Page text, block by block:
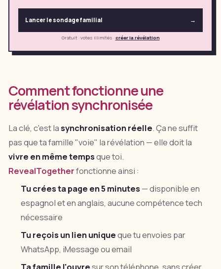
Lancer le sondage familial →
Gratuit · votes illimités ·créer la révélation
Comment fonctionne une
révélation synchronisée
La clé, c'est lasynchronisation réelle. Ça ne suffit
pas que ta famille "voie" la révélation — elle doit la
vivre en même tempsque toi.
RevealTogetherfonctionne ainsi :
Tu crées ta page en 5 minutes— disponible en
espagnol et en anglais, aucune compétence tech
nécessaire
Tu reçois un lien uniqueque tu envoies par
WhatsApp, iMessage ou email